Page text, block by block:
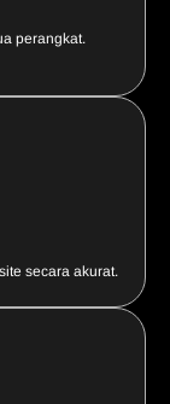
perangkat.
secara akurat.